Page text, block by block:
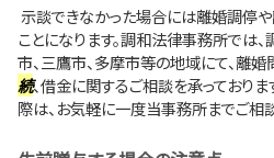
示談できなかった場合には離婚調停
ことになります。調和法律事務所では、
市、三鷹市、多摩市等の地域にて、離婚
続、借金に関するご相談を承っており
際は、お気軽に一度当事務所までご相談